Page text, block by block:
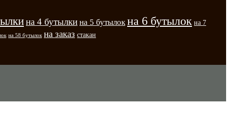
на 4 бутылки на 5 бутылок на 6 бутылок на 7
на 58 бутылок на заказ стакан